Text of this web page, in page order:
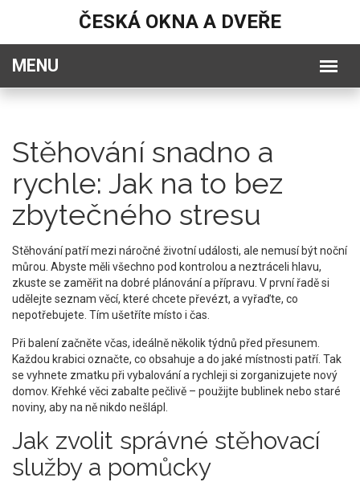
ČESKÁ OKNA A DVEŘE
Stěhování snadno a
rychle: Jak na to bez
zbytečného stresu
Stěhování patří mezi náročné životní události, ale nemusí být noční
můrou. Abyste měli všechno pod kontrolou a neztráceli hlavu,
zkuste se zaměřit na dobré plánování a přípravu. V první řadě si
udělejte seznam věcí, které chcete převézt, a vyřaďte, co
nepotřebujete. Tím ušetříte místo i čas.
Při balení začněte včas, ideálně několik týdnů před přesunem.
Každou krabici označte, co obsahuje a do jaké místnosti patří. Tak
se vyhnete zmatku při vybalování a rychleji si zorganizujete nový
domov. Křehké věci zabalte pečlivě – použijte bublinek nebo staré
noviny, aby na ně nikdo nešlápl.
Jak zvolit správné stěhovací
služby a pomůcky